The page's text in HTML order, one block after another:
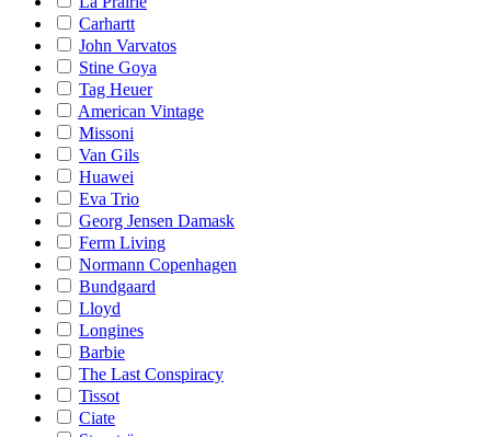
Carhartt
John Varvatos
Stine Goya
Tag Heuer
American Vintage
Missoni
Van Gils
Huawei
Eva Trio
Georg Jensen Damask
Ferm Living
Normann Copenhagen
Bundgaard
Lloyd
Longines
Barbie
The Last Conspiracy
Tissot
Ciate